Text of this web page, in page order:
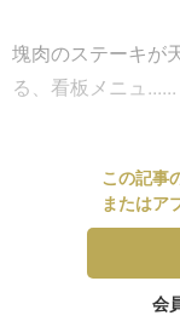
塊肉のステーキが
る、看板メニュ......
この記事
またはア
会